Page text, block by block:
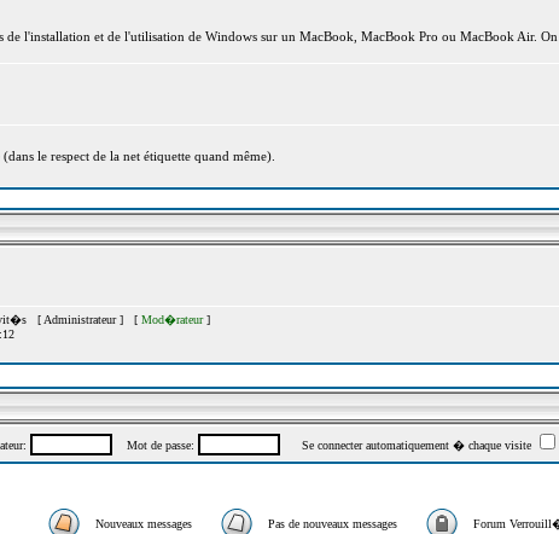
l'installation et de l'utilisation de Windows sur un MacBook, MacBook Pro ou MacBook Air.
le respect de la net étiquette quand même).
[ Administrateur] [ Mod�rateur]
Mot de passe: Se connecter automatiquement � chaque visite
Nouveaux messages Pas de nouveaux messages Forum